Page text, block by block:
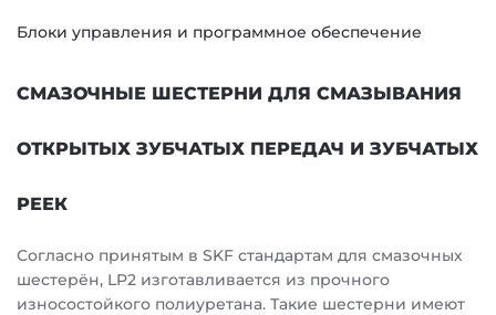
Блоки управления и программное обеспечение
СМАЗОЧНЫЕ ШЕСТЕРНИ ДЛЯ СМАЗЫВАНИЯ
ОТКРЫТЫХ ЗУБЧАТЫХ ПЕРЕДАЧ И ЗУБЧАТЫХ
РЕЕК
Согласно принятым в SKF стандартам для смазочных
шестерён, LP2 изготавливается из прочного
износостойкого полиуретана. Такие шестерни имеют